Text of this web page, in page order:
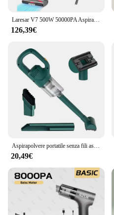
Laresar V7 500W 50000PA Aspirapolvere senza fili con potenza di aspirazione Elettrodomestico intelligente portatile Batteria rimovibile Tazza per la polvere
126,39€
Aspirapolvere portatile senza fili aspirapolvere portatile senza fili aspirapolvere automatico a pagamento per Mini aspirapolvere per casa e Auto e animali domestici
20,49€